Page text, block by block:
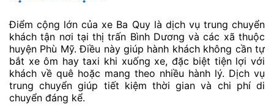
Điểm cộng lớn của xe Ba Quy là dịch vụ trung chuyển
khách tận nơi tại thị trấn Bình Dương và các xã thuộc
huyện Phù Mỹ. Điều này giúp hành khách không cần tự
bắt xe ôm hay taxi khi xuống xe, đặc biệt tiện lợi với
khách về quê hoặc mang theo nhiều hành lý. Dịch vụ
trung chuyển giúp tiết kiệm thời gian và chi phí di
chuyển đáng kể.